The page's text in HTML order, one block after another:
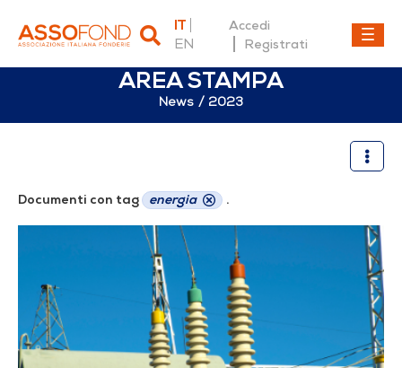
IT
EN
Accedi
Registrati
AREA STAMPA
News 2023
Documenti con tag energia .